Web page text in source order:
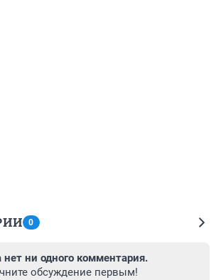
0
нет ни одного комментария.
обсуждение первым!